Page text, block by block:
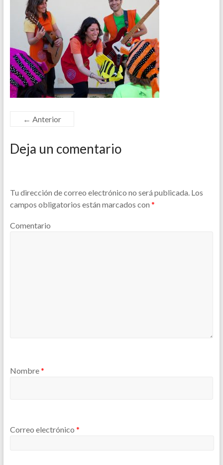
← Anterior
Deja un comentario
Tu dirección de correo electrónico no será publicada.Los
campos obligatorios están marcados con *
Comentario
Nombre*
Correo electrónico *